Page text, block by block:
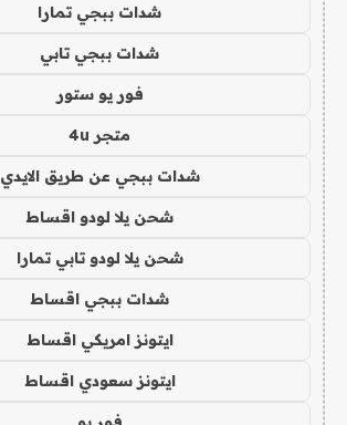
شدات ببجي تمارا
شدات ببجي تابي
فور يو ستور
متجر 4u
شدات ببجي عن طريق الايدي
شحن يلا لودو اقساط
شحن يلا لودو تابي تمارا
شدات ببجي اقساط
ايتونز امريكي اقساط
ايتونز سعودي اقساط